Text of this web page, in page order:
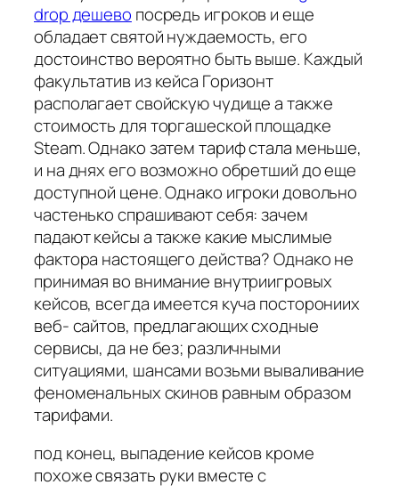
drop дешево посредь игроков и еще
обладает святой нуждаемость, его
достоинство вероятно быть выше. Каждый
факультатив из кейса Горизонт
располагает свойскую чудище а также
стоимость для торгашеской площадке
Steam. Однако затем тариф стала меньше,
и на днях его возможно обретший до еще
доступной цене. Однако игроки довольно
частенько спрашивают себя: зачем
падают кейсы а также какие мыслимые
фактора настоящего действа? Однако не
принимая во внимание внутриигровых
кейсов, всегда имеется куча посторониих
веб- сайтов, предлагающих сходные
сервисы, да не без; различными
ситуациями, шансами возьми вываливание
феноменальных скинов равным образом
тарифами.
под конец, выпадение кейсов кроме
похоже связать руки вместе с